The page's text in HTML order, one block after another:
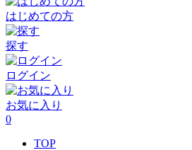
はじめての方
探す
ログイン
お気に入り
0
TOP